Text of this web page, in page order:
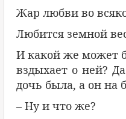
Жар любви во
Любится земной
И какой же может
вздыхает о ней?
дочь была, а он на
– Ну и что же?